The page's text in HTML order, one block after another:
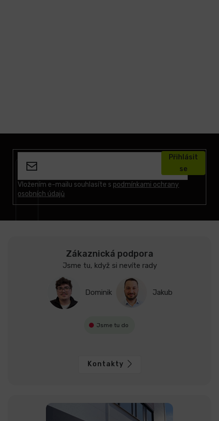
Vložením e-mailu souhlasíte s podmínkami ochrany
osobních údajů
Přihlásit
se
Zákaznická podpora
Jsme tu, když si nevíte rady
Dominik Jakub
Jsme tu do
Kontakty